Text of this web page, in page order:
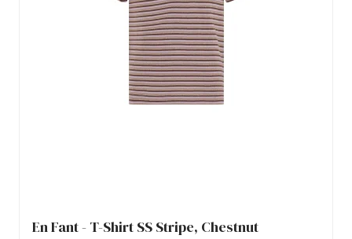
En Fant - T-Shirt SS Stripe, Chestnut